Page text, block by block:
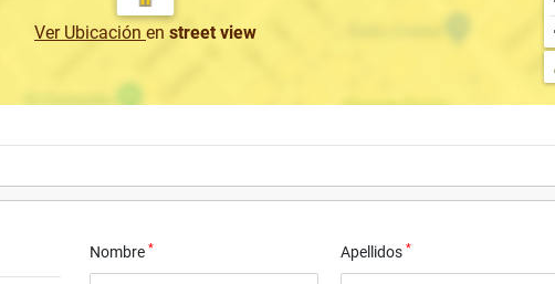
Ver Ubicación en street view
Nombre* Apellidos *